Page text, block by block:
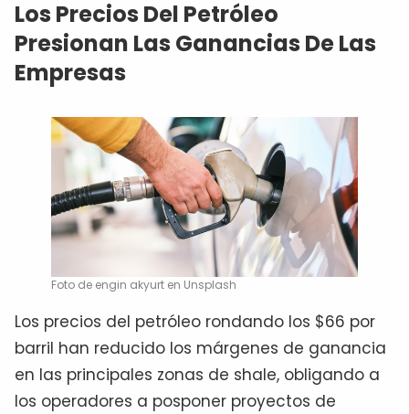
Los Precios Del Petróleo
Presionan Las Ganancias De Las
Empresas
Foto de engin akyurt en Unsplash
Los precios del petróleo rondando los $66 por
barril han reducido los márgenes de ganancia
en las principales zonas de shale, obligando a
los operadores a posponer proyectos de